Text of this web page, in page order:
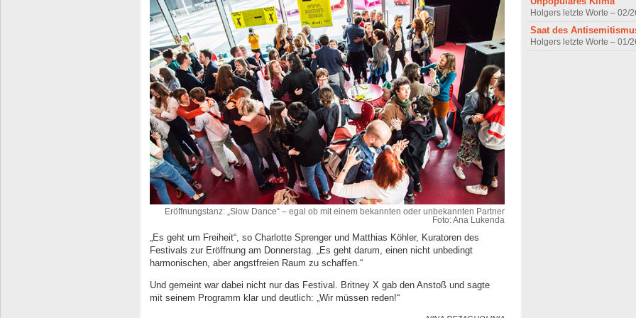
Eröffnungstanz: „Slow Dance“ – egal ob mit einem bekannten oder unbekannten Partner
Foto: Ana Lukenda
„Es geht um Freiheit“, so Charlotte Sprenger und Matthias Köhler, Kuratoren des
Festivals zur Eröffnung am Donnerstag. „Es geht darum, einen nicht unbedingt
harmonischen, aber angstfreien Raum zu schaffen.“
Und gemeint war dabei nicht nur das Festival. Britney X gab den Anstoß und sagte
mit seinem Programm klar und deutlich: „Wir müssen reden!“
Holgers letzte Worte – 02/
Saat des
Holgers letzte Worte – 01/